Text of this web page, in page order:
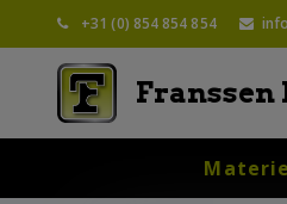
+31 (0) 854 854 854
Franssen